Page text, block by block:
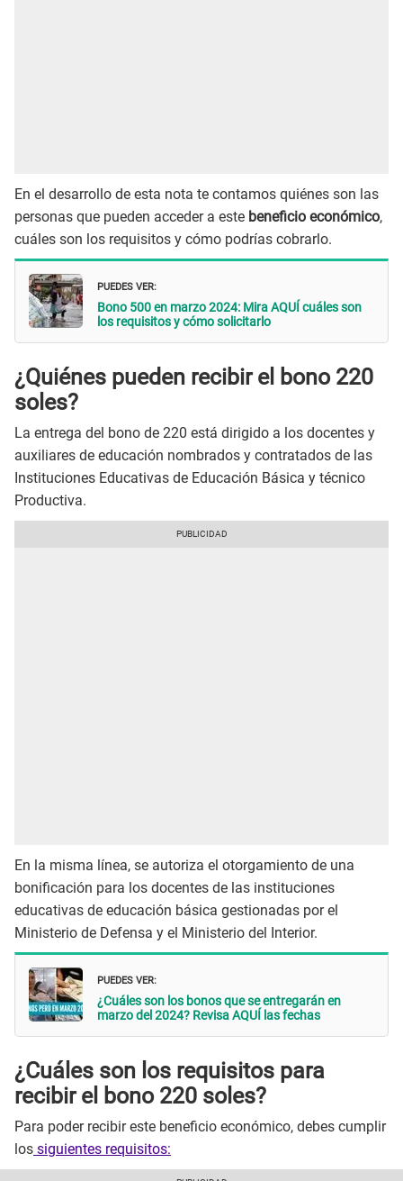
En el desarrollo de esta nota te contamos quiénes son las
personas que pueden acceder a este beneficio económico,
cuáles son los requisitos y cómo podrías cobrarlo.
PUEDES VER:
Bono 500 en marzo 2024: Mira AQUÍ cuáles son
los requisitos y cómo solicitarlo
¿Quiénes pueden recibir el bono 220
soles?
La entrega del bono de 220 está dirigido a los docentes y
auxiliares de educación nombrados y contratados de las
Instituciones Educativas de Educación Básica y técnico
Productiva.
En la misma línea, se autoriza el otorgamiento de una
bonificación para los docentes de las instituciones
educativas de educación básica gestionadas por el
Ministerio de Defensa y el Ministerio del Interior.
PUEDES VER:
¿Cuáles son los bonos que se entregarán en
marzo del 2024? Revisa AQUÍ las fechas
¿Cuáles son los requisitos para
recibir el bono 220 soles?
Para poder recibir este beneficio económico, debes cumplir
los siguientes requisitos: